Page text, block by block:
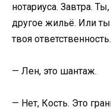
нотариуса. Завтра.
другое жильё. Или
твоя ответственность.
— Лен, это шантаж.
— Нет, Кость. Это